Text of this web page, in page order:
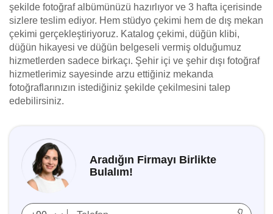
şekilde fotoğraf albümünüzü hazırlıyor ve 3 hafta içerisinde
sizlere teslim ediyor. Hem stüdyo çekimi hem de dış mekan
çekimi gerçekleştiriyoruz. Katalog çekimi, düğün klibi,
düğün hikayesi ve düğün belgeseli vermiş olduğumuz
hizmetlerden sadece birkaçı. Şehir içi ve şehir dışı fotoğraf
hizmetlerimiz sayesinde arzu ettiğiniz mekanda
fotoğraflarınızın istediğiniz şekilde çekilmesini talep
edebilirsiniz.
Aradığın Firmayı Birlikte
Bulalım!